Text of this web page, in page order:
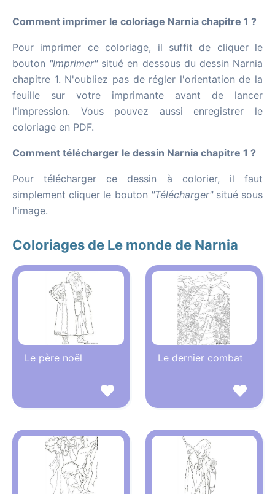
Comment imprimer le coloriage Narnia chapitre 1 ?
Pour imprimer ce coloriage, il suffit de cliquer le
bouton "Imprimer"situé en dessous du dessin Narnia
chapitre 1. N'oubliez pas de régler l'orientation de la
feuille sur votre imprimante avant de lancer
l'impression. Vous pouvez aussi enregistrer le
coloriage en PDF.
Comment télécharger le dessin Narnia chapitre 1 ?
Pour télécharger ce dessin à colorier, il faut
simplement cliquer le bouton "Télécharger"situé sous
l'image.
Coloriages de Le monde de Narnia
Le père noël Le dernier combat